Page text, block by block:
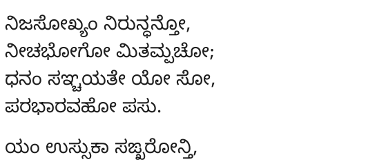
ನಿಜಸೋಖ್ಯಂ ನಿರುನ್ಧನ್ತೋ,
ನೀಚಭೋಗೋ ಮಿತಮ್ಪಚೋ;
ಧನಂ ಸಞ್ಚಯತೇ ಯೋ ಸೋ,
ಪರಭಾರವಹೋ ಪಸು.
ಯಂ ಉಸ್ಸುಕಾ ಸಙ್ಖರೋನ್ತಿ,